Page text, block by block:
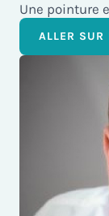
Une pointure
ALLER SUR